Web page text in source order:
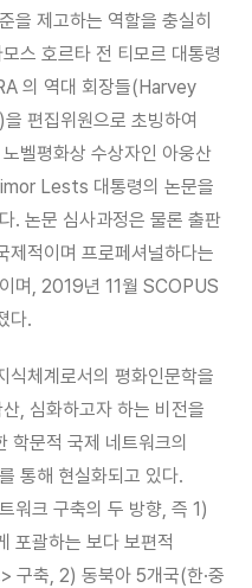
을 제고하는 역할을 충실히
스 호르타 전 티모르 대통령
의 역대 회장들(Harvey
편집위원으로 초빙하여
벨평화상 수상자인 아웅산
Lests 대통령의 논문을
. 논문 심사과정은 물론 출판
제적이며 프로페셔널하다는
며, 2019년 11월 SCOPUS
다.
식체계로서의 평화인문학을
, 심화하고자 하는 비전을
학문적 국제 네트워크의
통해 현실화되고 있다.
워크 구축의 두 방향, 즉 1)
포괄하는 보다 보편적
구축, 2) 동북아 5개국(한·중